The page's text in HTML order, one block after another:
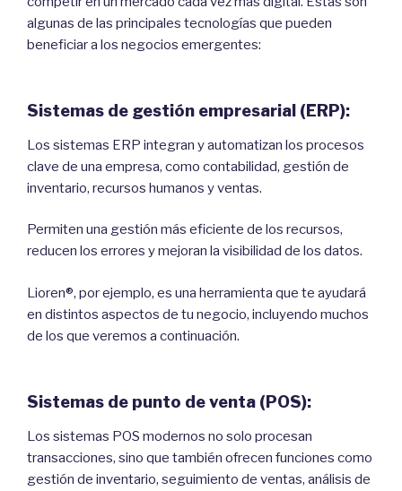
algunas de las principales tecnologías que pueden
beneficiar a los negocios emergentes:
Sistemas de gestión empresarial (ERP):
Los sistemas ERP integran y automatizan los procesos
clave de una empresa, como contabilidad, gestión de
inventario, recursos humanos y ventas.
Permiten una gestión más eficiente de los recursos,
reducen los errores y mejoran la visibilidad de los datos.
Lioren®, por ejemplo, es una herramienta que te ayudará
en distintos aspectos de tu negocio, incluyendo muchos
de los que veremos a continuación.
Sistemas de punto de venta (POS):
Los sistemas POS modernos no solo procesan
transacciones, sino que también ofrecen funciones como
gestión de inventario, seguimiento de ventas, análisis de